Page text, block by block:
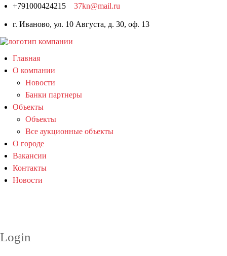
+791000424215 37kn@mail.ru
г. Иваново, ул. 10 Августа, д. 30, оф. 13
Главная
О компании
Новости
Банки партнеры
Объекты
Объекты
Все аукционные объекты
О городе
Вакансии
Контакты
Новости
Login